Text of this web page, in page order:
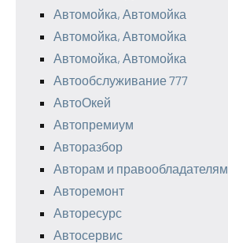
Автомойка, Автомойка
Автомойка, Автомойка
Автомойка, Автомойка
Автообслуживание 777
АвтоОкей
Автопремиум
Авторазбор
Авторам и правообладателям
Авторемонт
Авторесурс
Автосервис